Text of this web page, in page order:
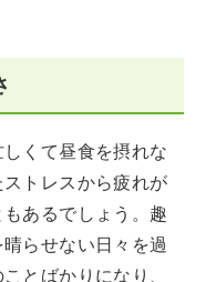
くて昼食を摂れな
トレスから疲れが
あるでしょう。趣
らせない日々を過
とばかりになり、